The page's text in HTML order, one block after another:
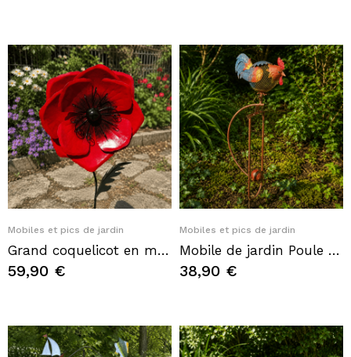
Quick View
Mobiles et pics de jardin
Grand coquelicot en métal à planter – Fleur décorative de jardin rouge 135 cm
59,90 €
Quick View
Mobiles et pics de jardin
Mobile de jardin Poule en métal – Décoration à piquer avec contrepoids
38,90 €